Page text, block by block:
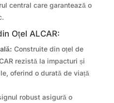
central care garantează o
Oțel ALCAR:
Construite din oțel de
rezistă la impacturi și
oferind o durată de viață
robust asigură o